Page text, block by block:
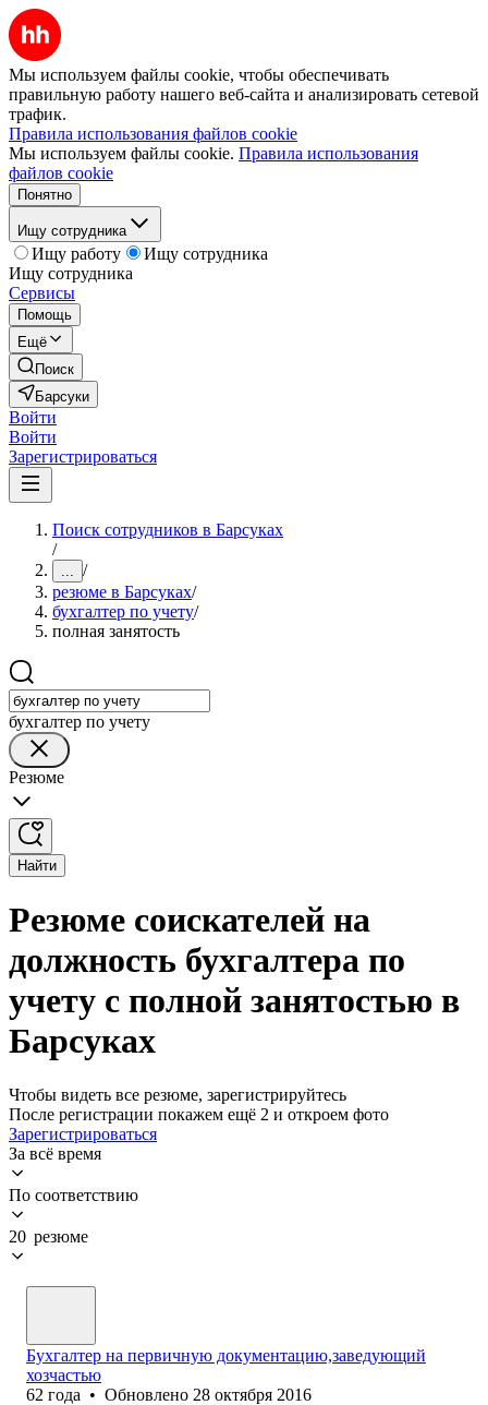
Мы используем файлы cookie, чтобы обеспечивать
правильную работу нашего веб-сайта и анализировать сетевой
трафик.
Правила использования файлов cookie
Мы используем файлы cookie. Правила использования
файлов cookie
Понятно
Ищу сотрудника
Ищу работу
Ищу сотрудника
Ищу сотрудника
Сервисы
Помощь
Ещё
Поиск
Барсуки
Войти
Войти
Зарегистрироваться
Поиск сотрудников в Барсуках
/
... /
резюме в Барсуках/
бухгалтер по учету/
полная занятость
бухгалтер по учету
Резюме
Найти
Резюме соискателей на
должность бухгалтера по
учету с полной занятостью в
Барсуках
Чтобы видеть все резюме, зарегистрируйтесь
После регистрации покажем ещё 2 и откроем фото
Зарегистрироваться
За всё время
По соответствию
20 резюме
Бухгалтер на первичную документацию,заведующий
хозчастью
62 года • Обновлено 28 октября 2016